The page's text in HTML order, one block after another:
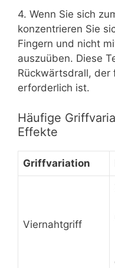
4. Wenn Sie sich
konzentrieren Sie
Fingern und nicht
auszuüben. Diese
Rückwärtsdrall, der
erforderlich ist.
Häufige
Effekte
Griffvariation
Viernahtgriff